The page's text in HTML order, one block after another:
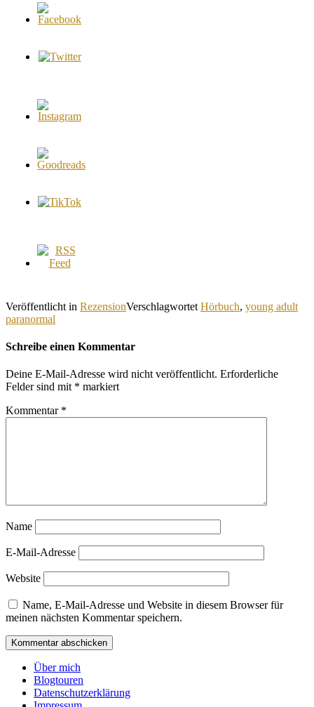
Veröffentlicht in RezensionVerschlagwortet Hörbuch, young adult
paranormal
Schreibe einen Kommentar
Deine E-Mail-Adresse wird nicht veröffentlicht. Erforderliche
Felder sind mit * markiert
Kommentar *
Name
E-Mail-Adresse
Website
Name, E-Mail-Adresse und Website in diesem Browser für
meinen nächsten Kommentar speichern.
Über mich
Blogtouren
Datenschutzerklärung